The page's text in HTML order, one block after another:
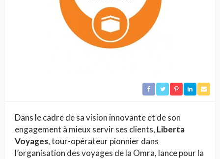
Dans le cadre de sa vision innovante et de son
engagement à mieux servir ses clients, Liberta
Voyages, tour-opérateur pionnier dans
l’organisation des voyages de la Omra, lance pour la